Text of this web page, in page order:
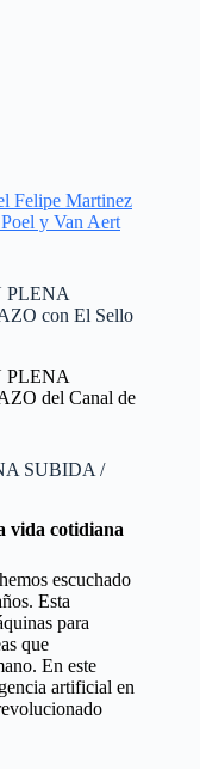
Felipe Martinez
y Van Aert
PLENA
con El Sello
PLENA
del Canal de
SUBIDA /
vida cotidiana
escuchado
Esta
para
que
En este
artificial en